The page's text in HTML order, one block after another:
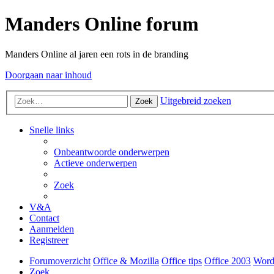
Manders Online forum
Manders Online al jaren een rots in de branding
Doorgaan naar inhoud
Zoek Uitgebreid zoeken
Snelle links
Onbeantwoorde onderwerpen
Actieve onderwerpen
Zoek
V&A
Contact
Aanmelden
Registreer
Forumoverzicht Office & Mozilla Office tips Office 2003